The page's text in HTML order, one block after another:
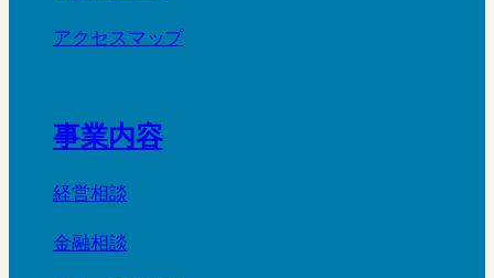
アクセスマップ
事業内容
経営相談
金融相談